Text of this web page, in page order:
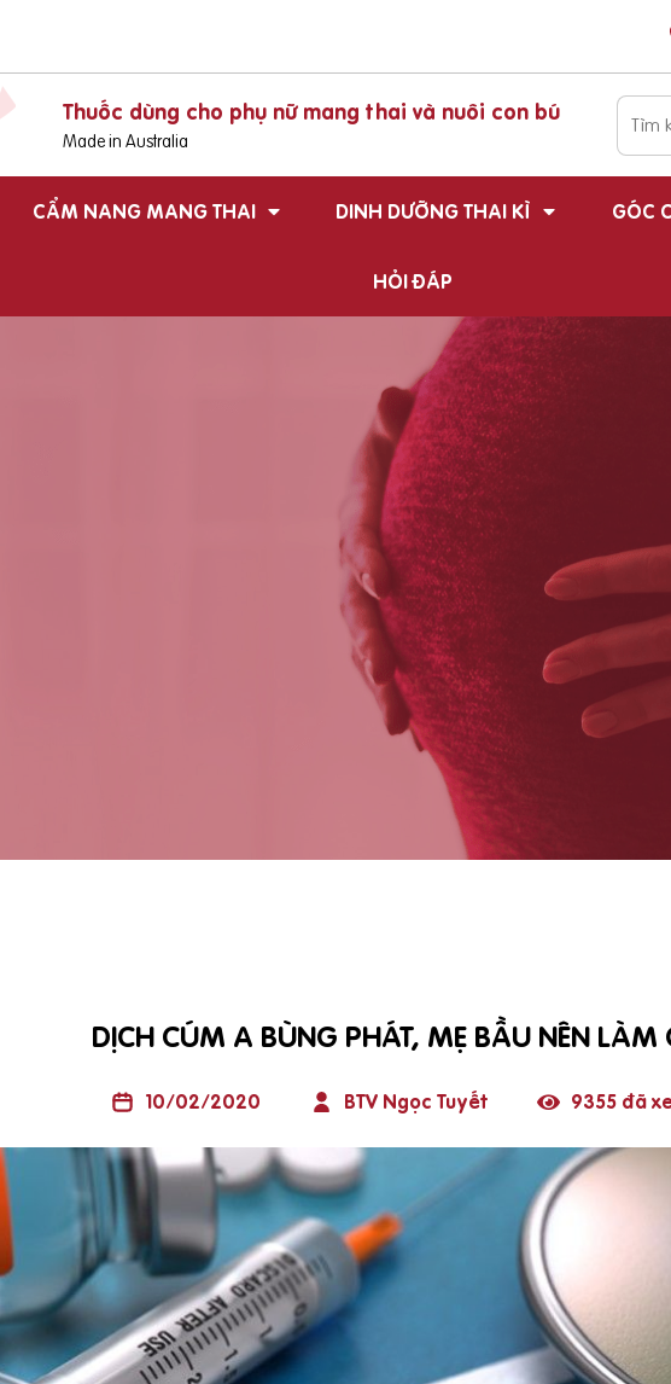
Thuốc dùng cho phụ nữ mang thai và nuôi con bú
Made in Australia
CẨM NANG MANG THAI DINH DƯỠNG THAI KÌ GÓC
HỎI ĐÁP
DỊCH CÚM A BÙNG PHÁT, MẸ BẦU NÊN LÀM
10/02/2020 BTV Ngọc Tuyết 9355 đã